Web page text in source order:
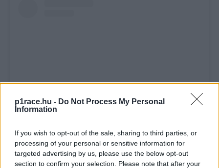
p1race.hu - Do Not Process My Personal
Information
If you wish to opt-out of the sale, sharing to third parties, or
processing of your personal or sensitive information for
targeted advertising by us, please use the below opt-out
section to confirm your selection. Please note that after your